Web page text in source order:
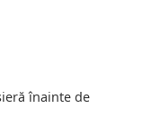
înainte de